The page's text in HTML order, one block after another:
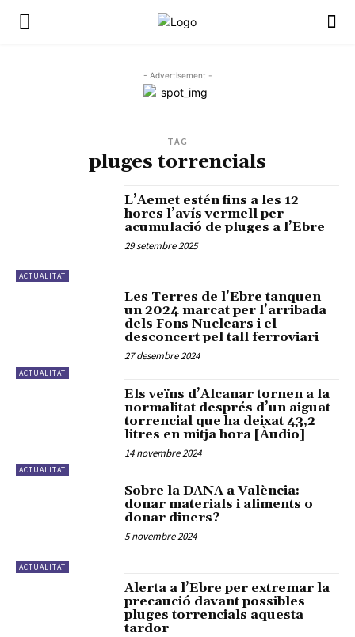
- Advertisement -
TAG
pluges torrencials
ACTUALITAT
L’Aemet estén fins a les 12
hores l’avís vermell per
acumulació de pluges a l’Ebre
29 setembre 2025
ACTUALITAT
Les Terres de l’Ebre tanquen
un 2024 marcat per l’arribada
dels Fons Nuclears i el
desconcert pel tall ferroviari
27 desembre 2024
ACTUALITAT
Els veïns d’Alcanar tornen a la
normalitat després d’un aiguat
torrencial que ha deixat 43,2
litres en mitja hora [Àudio]
14 novembre 2024
ACTUALITAT
Sobre la DANA a València:
donar materials i aliments o
donar diners?
5 novembre 2024
Alerta a l’Ebre per extremar la
precaució davant possibles
pluges torrencials aquesta
tardor